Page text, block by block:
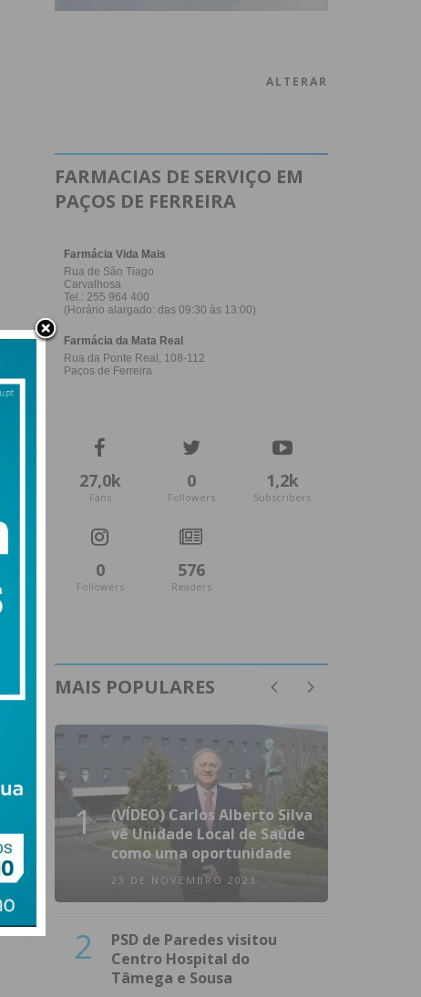
ALTERAR
FARMACIAS DE SERVIÇO EM
PAÇOS DE FERREIRA
27,0k
Fans
0
Followers
1,2k
Subscribers
0
Followers
576
Readers
MAIS POPULARES
1
(VÍDEO) Carlos Alberto Silva
vê Unidade Local de Saúde
como uma oportunidade
23 DE NOVEMBRO 2023
2
PSD de Paredes visitou
Centro Hospital do
Tâmega e Sousa